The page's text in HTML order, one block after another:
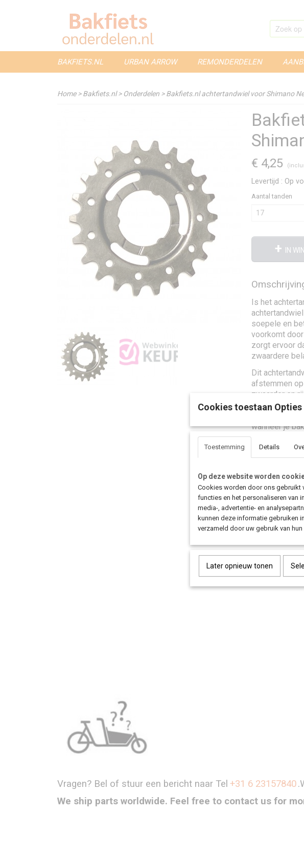
BAKFIETS.NL URBAN ARROW REMONDERDELEN
Home>Bakfiets.nl> Onderdelen >Bakfiets.nl achtertandwiel voor Shimano
€ 4,25
Levertijd : Op
Aantal tanden
IN
Is het
soepele en
voorkomt
zorgt ervoor
zwaardere
Dit
afstemmen
zwaarder en
biedt een
dan wordt
wanneer je
Dit
verkrijgbaar in
bakfiets af te
Vragen? Bel of stuur een bericht naar Tel +31 6 23157840
We ship parts worldwide. Feel free to contact us for
Cookies toestaan Opties
Toestemming Details
Op deze website worden
Cookies worden door ons gebruikt
functies en het personaliseren van
media-, advertentie- en
kunnen deze informatie gebruiken
verzameld door uw gebruik van
Later opnieuw tonen